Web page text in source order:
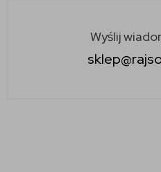
Wyślij